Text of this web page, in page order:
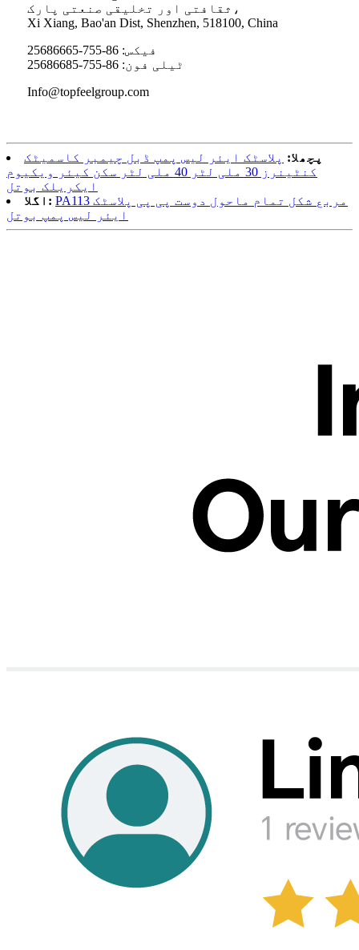
ثقافتی اور تخلیقی صنعتی پارک،
Xi Xiang, Bao'an Dist, Shenzhen, 518100, China
فیکس: 86-755-25686665
ٹیلی فون: 86-755-25686685
Info@topfeelgroup.com
پچھلا: پلاسٹک ایئر لیس پمپ ڈبل چیمبر کاسمیٹک
کنٹینرز 30 ملی لٹر 40 ملی لٹر سکن کیئر ویکیوم
ایکریلک بوتل
اگلا: PA113 مربع شکل تمام ماحول دوست پی پی پلاسٹک
ایئر لیس پمپ بوتل